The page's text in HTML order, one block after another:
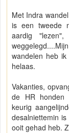
Met Indra
is een tweede
aardig
wandelen heb
helaas.
Vakanties,
de HR honden
keurig
desalniettemin
ooit gehad heb.